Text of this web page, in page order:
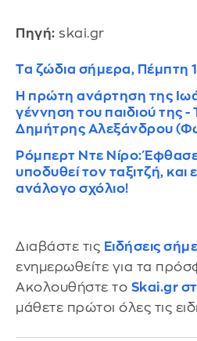
Πηγή: skai.gr
Τα ζώδια σήμερα, Πέμπτη
Η πρώτη ανάρτηση της
γέννηση του παιδιού της -
Δημήτρης Αλεξάνδρου
Ρόμπερτ Ντε Νίρο:
υποδυθεί τον ταξιτζή, και
ανάλογο σχόλιο!
Διαβάστε τις Ειδήσεις
ενημερωθείτε για τα
Ακολουθήστε το Skai.gr
μάθετε πρώτοι όλες τις